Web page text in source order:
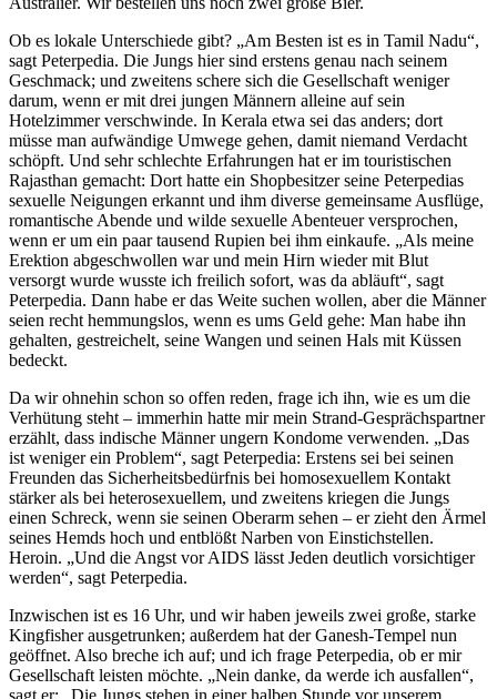
Ob es lokale Unterschiede gibt? „Am Besten ist es in Tamil Nadu“,
sagt Peterpedia. Die Jungs hier sind erstens genau nach seinem
Geschmack; und zweitens schere sich die Gesellschaft weniger
darum, wenn er mit drei jungen Männern alleine auf sein
Hotelzimmer verschwinde. In Kerala etwa sei das anders; dort
müsse man aufwändige Umwege gehen, damit niemand Verdacht
schöpft. Und sehr schlechte Erfahrungen hat er im touristischen
Rajasthan gemacht: Dort hatte ein Shopbesitzer seine Peterpedias
sexuelle Neigungen erkannt und ihm diverse gemeinsame Ausflüge,
romantische Abende und wilde sexuelle Abenteuer versprochen,
wenn er um ein paar tausend Rupien bei ihm einkaufe. „Als meine
Erektion abgeschwollen war und mein Hirn wieder mit Blut
versorgt wurde wusste ich freilich sofort, was da abläuft“, sagt
Peterpedia. Dann habe er das Weite suchen wollen, aber die Männer
seien recht hemmungslos, wenn es ums Geld gehe: Man habe ihn
gehalten, gestreichelt, seine Wangen und seinen Hals mit Küssen
bedeckt.
Da wir ohnehin schon so offen reden, frage ich ihn, wie es um die
Verhütung steht – immerhin hatte mir mein Strand-Gesprächspartner
erzählt, dass indische Männer ungern Kondome verwenden. „Das
ist weniger ein Problem“, sagt Peterpedia: Erstens sei bei seinen
Freunden das Sicherheitsbedürfnis bei homosexuellem Kontakt
stärker als bei heterosexuellem, und zweitens kriegen die Jungs
einen Schreck, wenn sie seinen Oberarm sehen – er zieht den Ärmel
seines Hemds hoch und entblößt Narben von Einstichstellen.
Heroin. „Und die Angst vor AIDS lässt Jeden deutlich vorsichtiger
werden“, sagt Peterpedia.
Inzwischen ist es 16 Uhr, und wir haben jeweils zwei große, starke
Kingfisher ausgetrunken; außerdem hat der Ganesh-Tempel nun
geöffnet. Also breche ich auf; und ich frage Peterpedia, ob er mir
Gesellschaft leisten möchte. „Nein danke, da werde ich ausfallen“,
sagt er: „Die Jungs stehen in einer halben Stunde vor unserem